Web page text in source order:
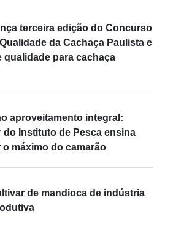
terceira edição do Concurso
da Cachaça Paulista e
qualidade para cachaça
aproveitamento integral:
do Instituto de Pesca ensina
máximo do camarão
de mandioca de indústria